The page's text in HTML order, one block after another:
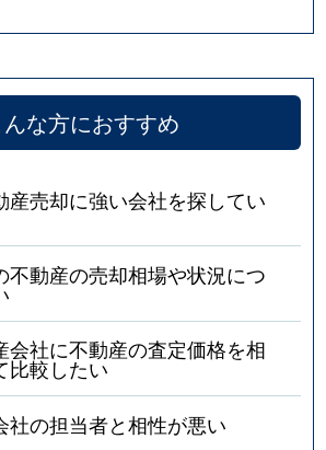
んな方におすすめ
産売却に強い会社を探してい
不動産の売却相場や状況につ
会社に不動産の査定価格を相
比較したい
社の担当者と相性が悪い